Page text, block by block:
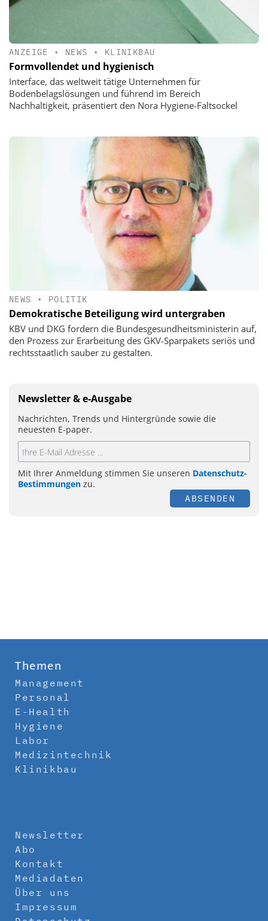
ANZEIGE • NEWS • KLINIKBAU
Formvollendet und hygienisch
Interface, das weltweit tätige Unternehmen für
Bodenbelagslösungen und führend im Bereich
Nachhaltigkeit, präsentiert den Nora Hygiene-Faltsockel
NEWS • POLITIK
Demokratische Beteiligung wird untergraben
KBV und DKG fordern die Bundesgesundheitsministerin auf,
den Prozess zur Erarbeitung des GKV-Sparpakets seriös und
rechtsstaatlich sauber zu gestalten.
Newsletter & e-Ausgabe
Nachrichten, Trends und Hintergründe sowie die
neuesten E-paper.
Mit Ihrer Anmeldung stimmen Sie unseren Datenschutz-
Bestimmungen zu.
ABSENDEN
Themen
Management
Personal
E-Health
Hygiene
Labor
Medizintechnik
Klinikbau
Newsletter
Abo
Kontakt
Mediadaten
Über uns
Impressum